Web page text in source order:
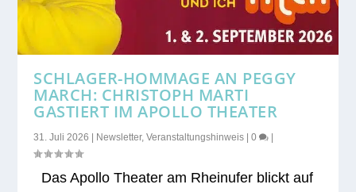
SCHLAGER-HOMMAGE AN PEGGY
MARCH: CHRISTOPH MARTI
GASTIERT IM APOLLO THEATER
31. Juli 2026 | Newsletter,Veranstaltungshinweis |0 |
Das Apollo Thea­ter am Rhein­ufer blickt auf